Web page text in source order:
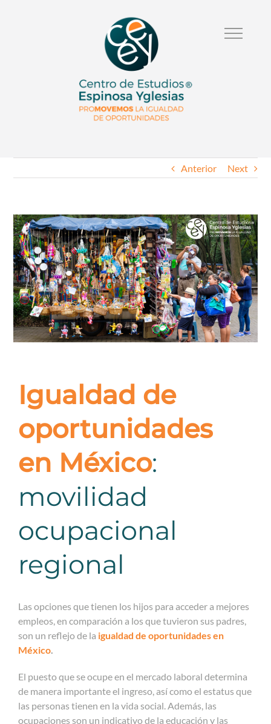
Anterior Next
Ver
Imagen
Mas
Grande
Igualdad de
oportunidades
en México:
movilidad
ocupacional
regional
Las opciones que tienen los hijos para acceder a mejores
empleos, en comparación a los que tuvieron sus padres,
son un reflejo de la igualdad de oportunidades en
México.
El puesto que se ocupe en el mercado laboral determina
de manera importante el ingreso, así como el estatus que
las personas tienen en la vida social. Además, las
ocupaciones son un indicativo de la educación y las